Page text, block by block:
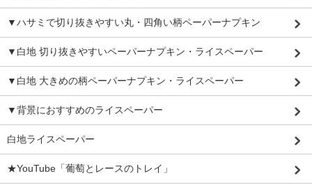
▼ハサミで切り抜きやすい丸・四角い柄ペーパーナプキン
▼白地 切り抜きやすいペーパーナプキン・ライスペーパー
▼白地 大きめの柄ペーパーナプキン・ライスペーパー
▼背景におすすめのライスペーパー
白地ライスペーパー
★YouTube「葡萄とレースのトレイ」